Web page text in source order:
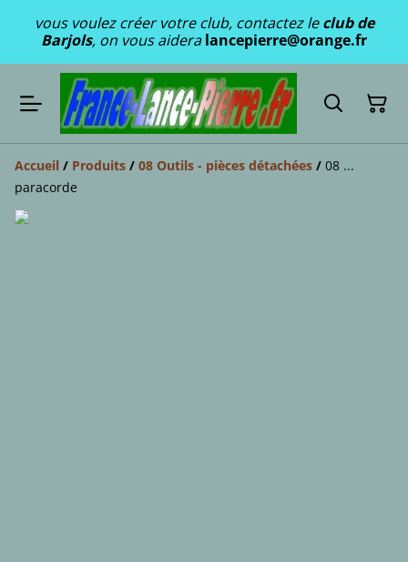
vous voulez créer votre club, contactez leclub de
Barjols, on vous aideralancepierre@orange.fr
Accueil / Produits / 08 Outils - pièces détachées / 08 ...
paracorde